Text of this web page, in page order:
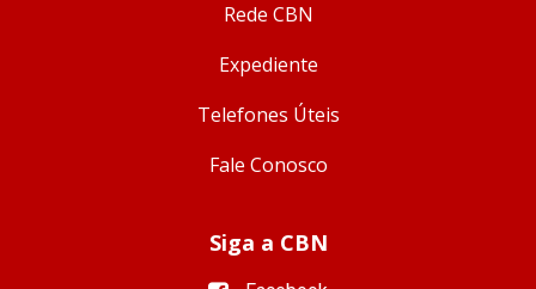
Rede CBN
Expediente
Telefones Úteis
Fale Conosco
Siga a CBN